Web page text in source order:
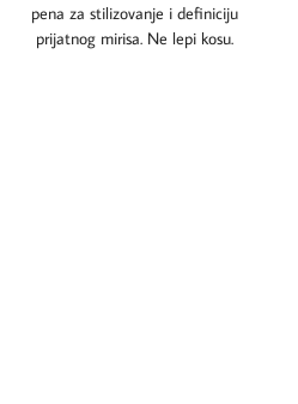
pena za stilizovanje i definiciju
prijatnog mirisa. Ne lepi kosu.